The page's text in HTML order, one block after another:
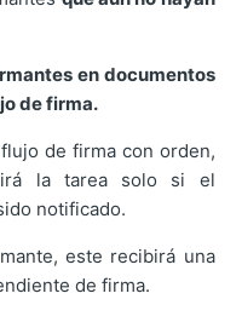
en documentos
de firma.
de firma con orden,
la tarea solo si el
notificado.
este recibirá una
de firma.